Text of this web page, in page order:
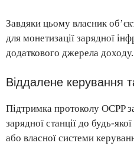
Завдяки цьому власник
для монетизації зарядної
додаткового джерела доходу.
Віддалене керування
Підтримка протоколу OCPP
зарядної станції до будь-
або власної системи